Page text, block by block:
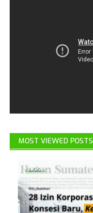
MOST VIEWED POSTS